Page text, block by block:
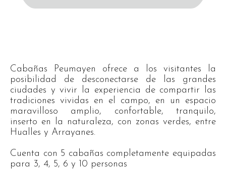
Cabañas Peumayen ofrece a los visitantes la
posibilidad de desconectarse de las grandes
ciudades y vivir la experiencia de compartir las
tradiciones vividas en el campo, en un espacio
maravilloso amplio, confortable, tranquilo,
inserto en la naturaleza, con zonas verdes, entre
Hualles y Arrayanes.
Cuenta con 5 cabañas completamente equipadas
para 3, 4, 5, 6 y 10 personas